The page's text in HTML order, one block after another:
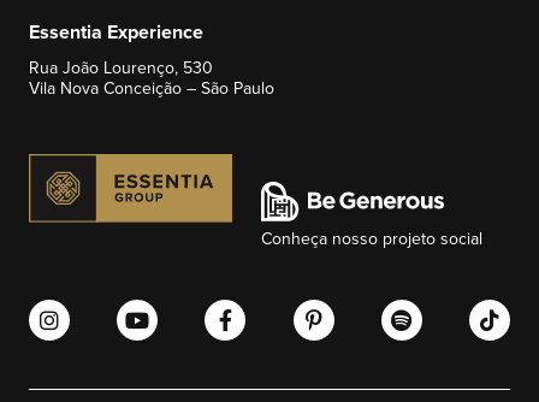
Essentia Experience
Rua João Lourenço, 530
Vila Nova Conceição – São Paulo
Conheça nosso projeto social